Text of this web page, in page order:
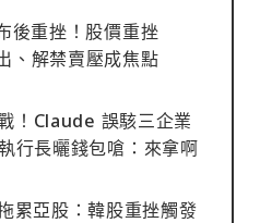
後重挫！股價重挫
、解禁賣壓成焦點
！Claude 誤駭三企業
行長曬錢包嗆：來拿啊
累亞股：韓股重挫觸發